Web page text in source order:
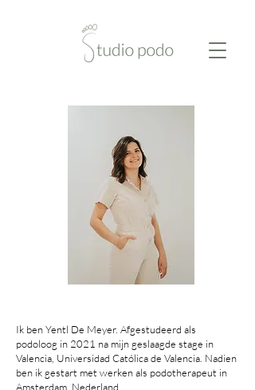
Ik ben Yentl De Meyer. Afgestudeerd als
podoloog in 2021 na mijn geslaagde stage in
Valencia, Universidad Católica de Valencia. Nadien
ben ik gestart met werken als podotherapeut in
Amsterdam, Nederland.